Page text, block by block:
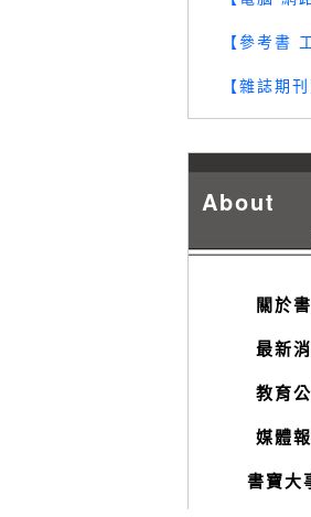
【參考書
【雜誌期刊
About
關於
最新
教育
媒體
書寶大